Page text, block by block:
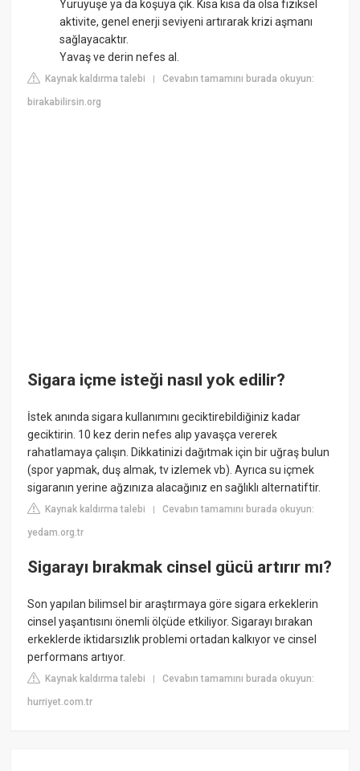
Yürüyüşe ya da koşuya çık. Kısa kısa da olsa fiziksel
aktivite, genel enerji seviyeni artırarak krizi aşmanı
sağlayacaktır.
Yavaş ve derin nefes al.
Kaynak kaldırma talebi |Cevabın tamamını burada okuyun:
birakabilirsin.org
Sigara içme isteği nasıl yok edilir?
İstek anında sigara kullanımını geciktirebildiğiniz kadar
geciktirin. 10 kez derin nefes alıp yavaşça vererek
rahatlamaya çalışın. Dikkatinizi dağıtmak için bir uğraş bulun
(spor yapmak, duş almak, tv izlemek vb). Ayrıca su içmek
sigaranın yerine ağzınıza alacağınız en sağlıklı alternatiftir.
Kaynak kaldırma talebi |Cevabın tamamını burada okuyun:
yedam.org.tr
Sigarayı bırakmak cinsel gücü artırır mı?
Son yapılan bilimsel bir araştırmaya göre sigara erkeklerin
cinsel yaşantısını önemli ölçüde etkiliyor. Sigarayı bırakan
erkeklerde iktidarsızlık problemi ortadan kalkıyor ve cinsel
performans artıyor.
Kaynak kaldırma talebi |Cevabın tamamını burada okuyun:
hurriyet.com.tr